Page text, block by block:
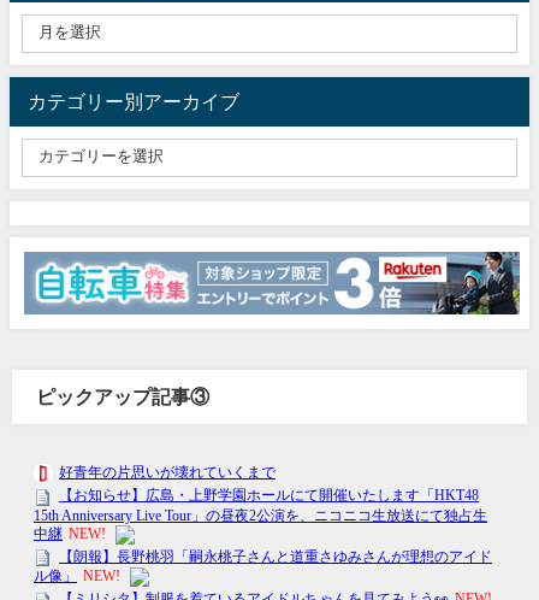
カテゴリー別アーカイブ
ピックアップ記事③